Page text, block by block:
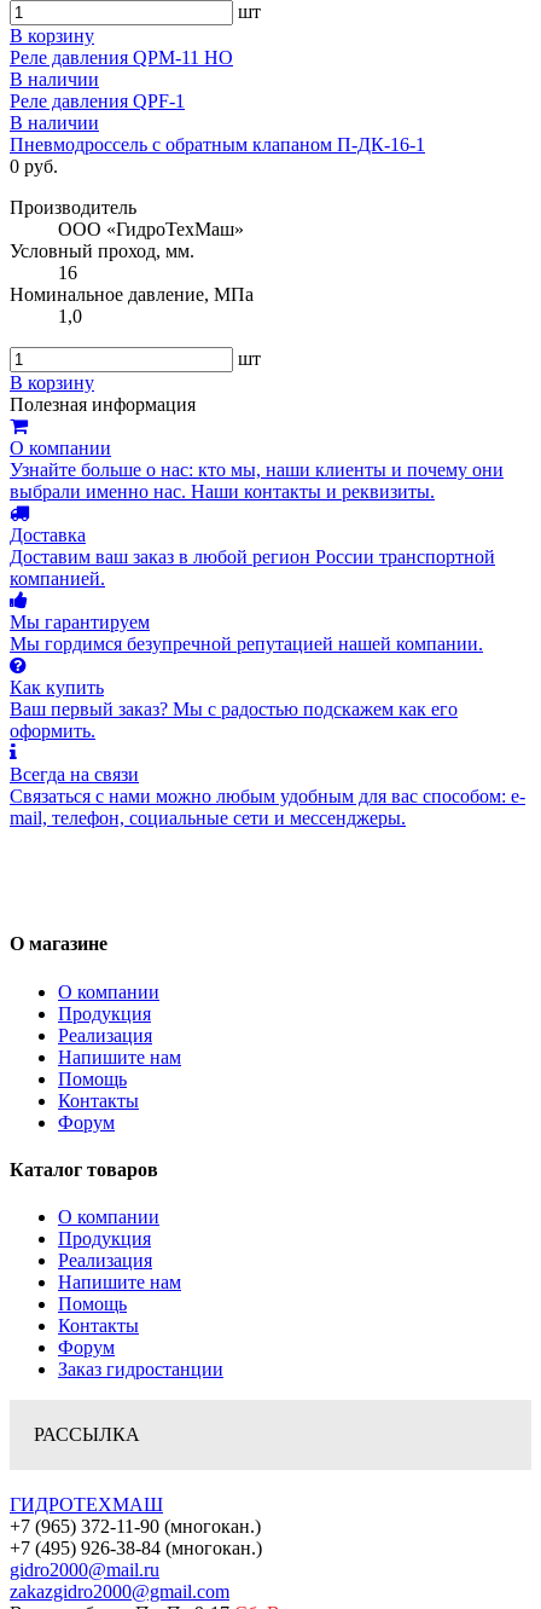
шт
В корзину
Реле давления QPM-11 НО
В наличии
Реле давления QPF-1
В наличии
Пневмодроссель с обратным клапаном П-ДК-16-1
0 руб.
Производитель
ООО «ГидроТехМаш»
Условный проход, мм.
16
Номинальное давление, МПа
1,0
шт
В корзину
Полезная информация
О компании
Узнайте больше о нас: кто мы, наши клиенты и почему они
выбрали именно нас. Наши контакты и реквизиты.
Доставка
Доставим ваш заказ в любой регион России транспортной
компанией.
Мы гарантируем
Мы гордимся безупречной репутацией нашей компании.
Как купить
Ваш первый заказ? Мы с радостью подскажем как его
оформить.
Всегда на связи
Связаться с нами можно любым удобным для вас способом: e-
mail, телефон, социальные сети и мессенджеры.
О магазине
О компании
Продукция
Реализация
Напишите нам
Помощь
Контакты
Форум
Каталог товаров
О компании
Продукция
Реализация
Напишите нам
Помощь
Контакты
Форум
Заказ гидростанции
РАССЫЛКА
ГИДРОТЕХМАШ
+7 (965) 372-11-90 (многокан.)
+7 (495) 926-38-84 (многокан.)
gidro2000@mail.ru
zakazgidro2000@gmail.com